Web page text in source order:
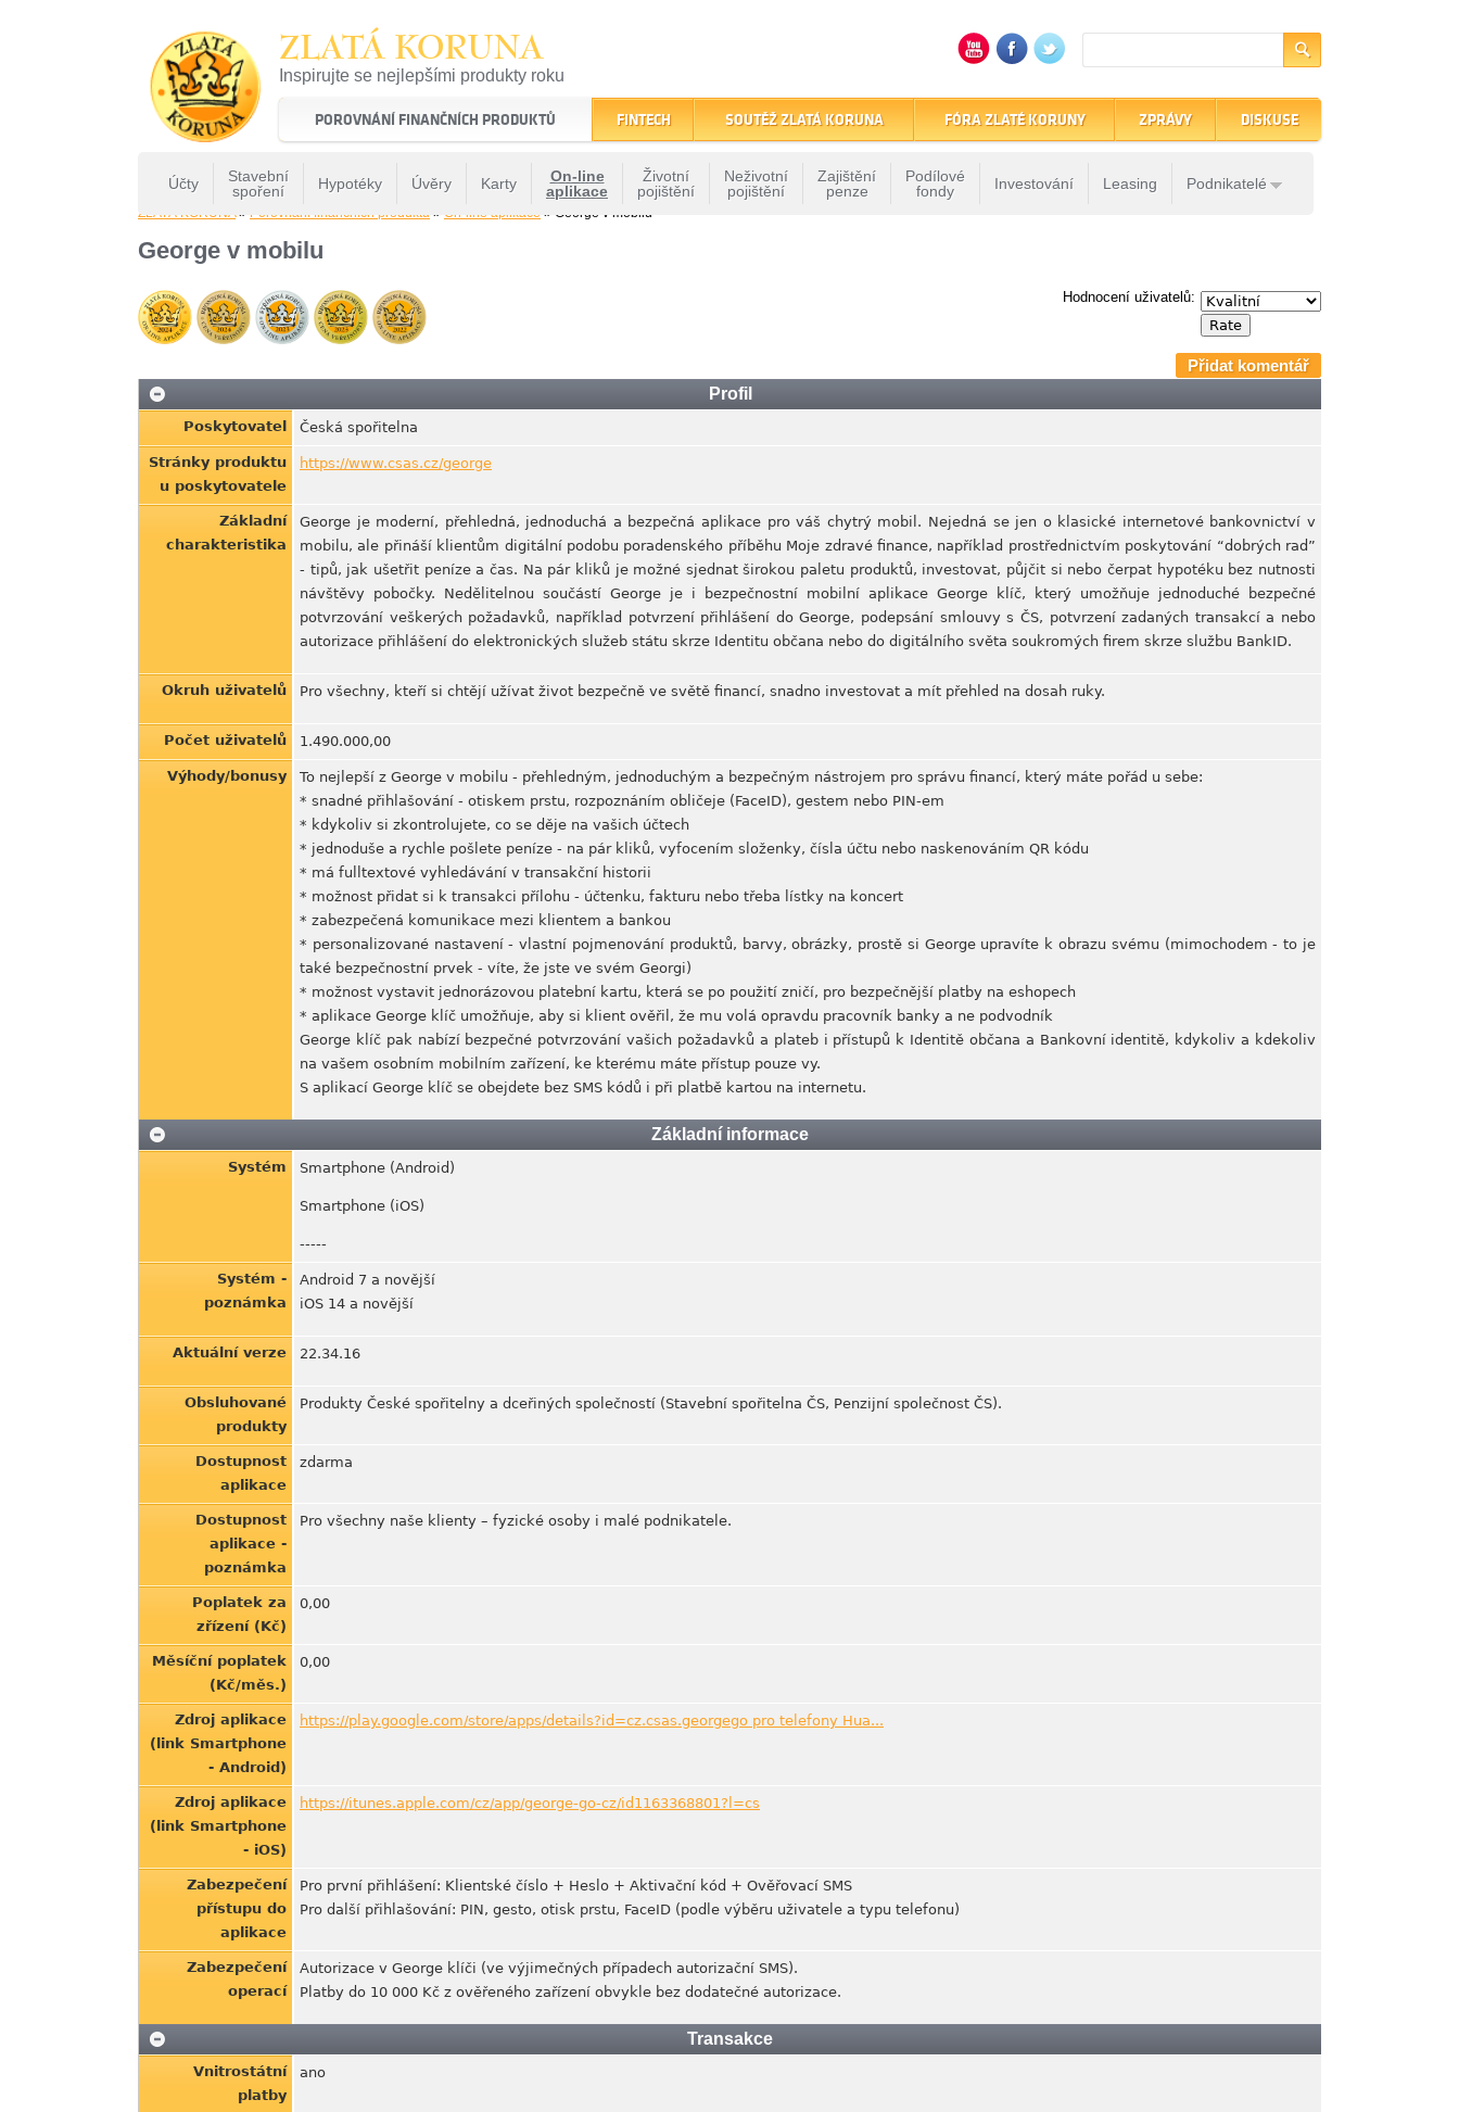
ZLATÁ KORUNA
Inspirujte se nejlepšími produkty roku
22 let tradice a kvality na finančním trhu
POROVNÁNÍ FINANČNÍCH PRODUKTŮ
Účty
Stavební
spoření
Hypotéky Úvěry Karty
On-line
aplikace
Životní
pojištění
Neživotní
pojištění
Zajištění
penze
Podílové
fondy
Investování Leasing Podnikatelé
FINTECH SOUTĚŽ ZLATÁ KORUNA FÓRA ZLATÉ KORUNY ZPRÁVY DISKUSE
ZLATÁ KORUNA» Porovnání finančních produktů » On-line aplikace » George v mobilu
George v mobilu
Hodnocení uživatelů:
Přidat komentář
Profil
Poskytovatel Česká spořitelna
Stránky produktu
u poskytovatele
https://www.csas.cz/george
Základní
charakteristika
George je moderní, přehledná, jednoduchá a bezpečná aplikace pro váš chytrý mobil. Nejedná se jen o klasické internetové bankovnictví v
mobilu, ale přináší klientům digitální podobu poradenského příběhu Moje zdravé finance, například prostřednictvím poskytování “dobrých rad”
- tipů, jak ušetřit peníze a čas. Na pár kliků je možné sjednat širokou paletu produktů, investovat, půjčit si nebo čerpat hypotéku bez nutnosti
návštěvy pobočky. Nedělitelnou součástí George je i bezpečnostní mobilní aplikace George klíč, který umožňuje jednoduché bezpečné
potvrzování veškerých požadavků, například potvrzení přihlášení do George, podepsání smlouvy s ČS, potvrzení zadaných transakcí a nebo
autorizace přihlášení do elektronických služeb státu skrze Identitu občana nebo do digitálního světa soukromých firem skrze službu BankID.
Okruh uživatelů Pro všechny, kteří si chtějí užívat život bezpečně ve světě financí, snadno investovat a mít přehled na dosah ruky.
Počet uživatelů 1.490.000,00
Výhody/bonusy
To nejlepší z George v mobilu - přehledným, jednoduchým a bezpečným nástrojem pro správu financí, který máte pořád u sebe:
* snadné přihlašování - otiskem prstu, rozpoznáním obličeje (FaceID), gestem nebo PIN-em
* kdykoliv si zkontrolujete, co se děje na vašich účtech
* jednoduše a rychle pošlete peníze - na pár kliků, vyfocením složenky, čísla účtu nebo naskenováním QR kódu
* má fulltextové vyhledávání v transakční historii
* možnost přidat si k transakci přílohu - účtenku, fakturu nebo třeba lístky na koncert
* zabezpečená komunikace mezi klientem a bankou
* personalizované nastavení - vlastní pojmenování produktů, barvy, obrázky, prostě si George upravíte k obrazu svému (mimochodem - to je
také bezpečnostní prvek - víte, že jste ve svém Georgi)
* možnost vystavit jednorázovou platební kartu, která se po použití zničí, pro bezpečnější platby na eshopech
* aplikace George klíč umožňuje, aby si klient ověřil, že mu volá opravdu pracovník banky a ne podvodník
George klíč pak nabízí bezpečné potvrzování vašich požadavků a plateb i přístupů k Identitě občana a Bankovní identitě, kdykoliv a kdekoliv
na vašem osobním mobilním zařízení, ke kterému máte přístup pouze vy.
S aplikací George klíč se obejdete bez SMS kódů i při platbě kartou na internetu.
Základní informace
Systém Smartphone (Android)
Smartphone (iOS)
-----
Systém -
poznámka
Android 7 a novější
iOS 14 a novější
Aktuální verze 22.34.16
Obsluhované
produkty
Produkty České spořitelny a dceřiných společností (Stavební spořitelna ČS, Penzijní společnost ČS).
Dostupnost
aplikace
zdarma
Dostupnost
aplikace -
poznámka
Pro všechny naše klienty – fyzické osoby i malé podnikatele.
Poplatek za
zřízení (Kč)
0,00
Měsíční poplatek
(Kč/měs.)
0,00
Zdroj aplikace
(link Smartphone
- Android)
https://play.google.com/store/apps/details?id=cz.csas.georgego pro telefony Hua...
Zdroj aplikace
(link Smartphone
- iOS)
https://itunes.apple.com/cz/app/george-go-cz/id1163368801?l=cs
Zabezpečení
přístupu do
aplikace
Pro první přihlášení: Klientské číslo + Heslo + Aktivační kód + Ověřovací SMS
Pro další přihlašování: PIN, gesto, otisk prstu, FaceID (podle výběru uživatele a typu telefonu)
Zabezpečení
operací
Autorizace v George klíči (ve výjimečných případech autorizační SMS).
Platby do 10 000 Kč z ověřeného zařízení obvykle bez dodatečné autorizace.
Transakce
Vnitrostátní
platby
ano